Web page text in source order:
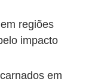
regiões
impacto
em